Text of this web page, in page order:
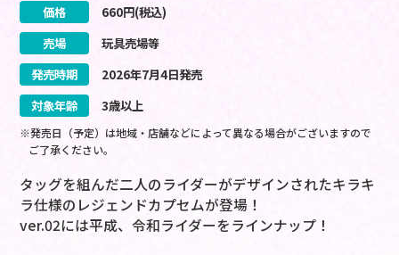
価格 660円(税込)
売場
玩具売場等
発売時期
2026年7月4日発売
対象年齢
3歳以上
※発売日（予定）は地域・店舗などによって異なる場合がございますので
ご了承ください。
タッグを組んだ二人のライダーがデザインされたキラキ
ラ仕様のレジェンドカプセムが登場！
ver.02には平成、令和ライダーをラインナップ！